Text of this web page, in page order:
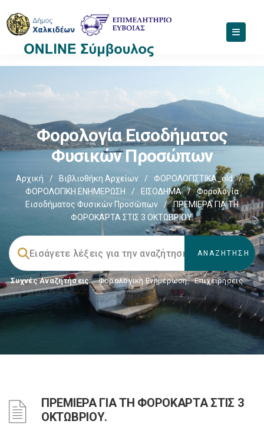
Φορολογία Εισοδήματος
Φυσικών Προσώπων
Αρχική / Βιβλιοθήκη Αρχείων / ΦΟΡΟΛΟΓΙΣΤΙΚΑ_old
/
ΦΟΡΟΛΟΓΙΚΗ ΕΝΗΜΕΡΩΣΗ
/ ΕΙΣΟΔΗΜΑ /
Φορολογία
Εισοδήματος Φυσικών Προσώπων
/
ΠΡΕΜΙΕΡΑ ΓΙΑ ΤΗ
ΦΟΡΟΚΑΡΤΑ ΣΤΙΣ 3 ΟΚΤΩΒΡΙΟΥ.
Συχνές Αναζητήσεις: Φορολογικη Ενημέρωση, Επιχειρήσεις
ΠΡΕΜΙΕΡΑ ΓΙΑ ΤΗ ΦΟΡΟΚΑΡΤΑ ΣΤΙΣ 3
ΟΚΤΩΒΡΙΟΥ.